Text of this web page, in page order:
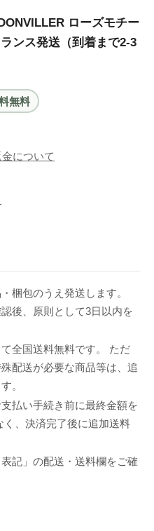
ローズモチー
ンス発送（到着まで2-3
無料
について
梱包のうえ発送します。
後、原則として3日以内を
全国送料無料です。 ただ
配送が必要な商品等は、追
。
払い手続き前に最終金額を
く、決済完了後に追加送料
記」の配送・送料欄をご確